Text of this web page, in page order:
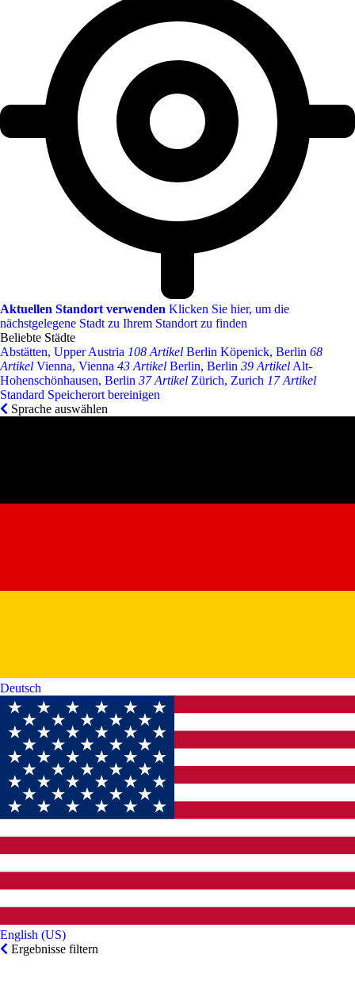
Aktuellen Standort verwenden Klicken Sie hier, um die
nächstgelegene Stadt zu Ihrem Standort zu finden
Beliebte Städte
Abstätten, Upper Austria 108 Artikel Berlin Köpenick, Berlin 68
Artikel Vienna, Vienna 43 Artikel Berlin, Berlin 39 Artikel Alt-
Hohenschönhausen, Berlin 37 Artikel Zürich, Zurich 17 Artikel
Standard Speicherort bereinigen
Sprache auswählen
Deutsch‎
English (US)‎
Ergebnisse filtern